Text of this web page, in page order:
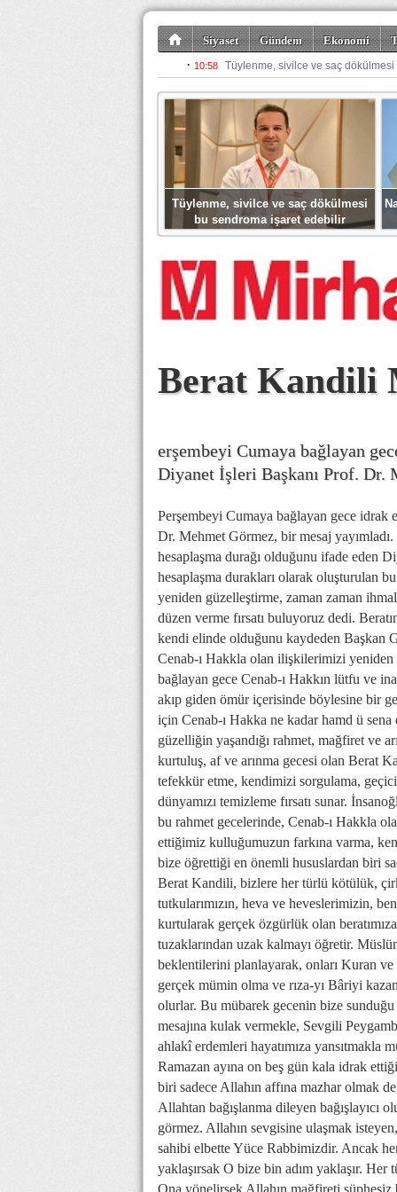
Siyaset Gündem Ekonomi
Kültür-Sanat
Bilim-Teknoloji Gezi-
Tüylenme, sivilce ve saç dökülmesi
bu sendroma işaret edebilir
Berat Kandili
erşembeyi Cumaya bağlayan
Diyanet İşleri Başkanı Prof. Dr.
Perşembeyi Cumaya bağlayan gece idrak
Dr. Mehmet Görmez, bir mesaj
hesaplaşma durağı olduğunu ifade eden
hesaplaşma durakları olarak oluşturulan
yeniden güzelleştirme, zaman zaman
düzen verme fırsatı buluyoruz dedi.
kendi elinde olduğunu kaydeden Başkan
Cenab-ı Hakkla olan ilişkilerimizi yeniden
bağlayan gece Cenab-ı Hakkın lütfu ve
akıp giden ömür içerisinde böylesine bir
için Cenab-ı Hakka ne kadar hamd ü
güzelliğin yaşandığı rahmet, mağfiret ve
kurtuluş, af ve arınma gecesi olan Berat
tefekkür etme, kendimizi sorgulama,
dünyamızı temizleme fırsatı sunar.
bu rahmet gecelerinde, Cenab-ı Hakkla
ettiğimiz kulluğumuzun farkına varma,
bize öğrettiği en önemli hususlardan biri
Berat Kandili, bizlere her türlü kötülük,
tutkularımızın, heva ve heveslerimizin,
kurtularak gerçek özgürlük olan
tuzaklarından uzak kalmayı öğretir.
beklentilerini planlayarak, onları Kuran
gerçek mümin olma ve rıza-yı Bâriyi
olurlar. Bu mübarek gecenin bize sunduğu
mesajına kulak vermekle, Sevgili
ahlakî erdemleri hayatımıza yansıtmakla
Ramazan ayına on beş gün kala idrak
biri sadece Allahın affına mazhar olmak
Allahtan bağışlanma dileyen
görmez. Allahın sevgisine ulaşmak
sahibi elbette Yüce Rabbimizdir. Ancak her
yaklaşırsak O bize bin adım yaklaşır.
Ona yönelirsek Allahın mağfireti